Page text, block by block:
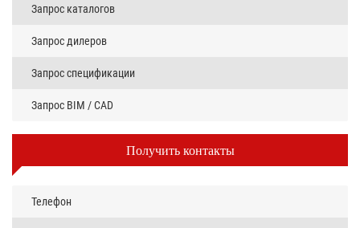
Запрос каталогов
Запрос дилеров
Запрос спецификации
Запрос BIM / CAD
Получить контакты
Телефон